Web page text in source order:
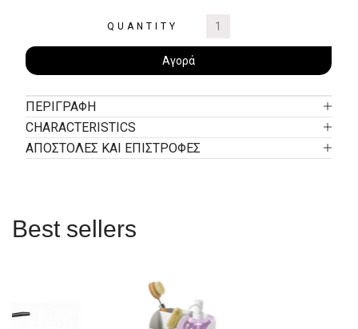
QUANTITY
Αγορά
ΠΕΡΙΓΡΑΦΉ
CHARACTERISTICS
ΑΠΟΣΤΟΛΕΣ ΚΑΙ ΕΠΙΣΤΡΟΦΕΣ
Best sellers